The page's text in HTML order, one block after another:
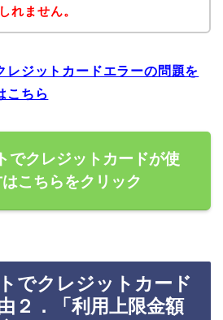
れません。
レジットカードエラーの問題を
こちら
でクレジットカードが使
こちらをクリック
でクレジットカード
２．「利用上限金額